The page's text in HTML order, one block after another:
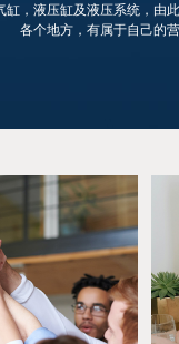
缸，液压缸及液压系统，由
各个地方，有属于自己的营